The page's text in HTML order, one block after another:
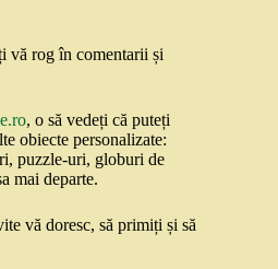
vă rog în comentarii și
, o să vedeți că puteți
obiecte personalizate:
puzzle-uri, globuri de
mai departe.
vă doresc, să primiți și să